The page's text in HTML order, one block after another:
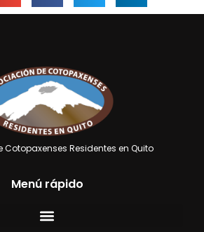
Residentes en Quito
Menú rápido